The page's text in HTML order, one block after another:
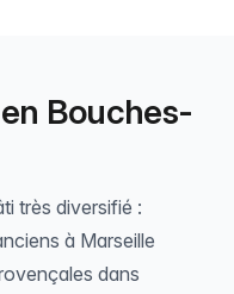
Bouches-
très diversifié :
à Marseille
dans